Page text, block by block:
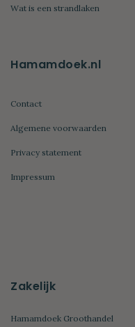
Wat is een strandlaken
Hamamdoek.nl
Contact
Algemene voorwaarden
Privacy statement
Impressum
Zakelijk
Hamamdoek Groothandel